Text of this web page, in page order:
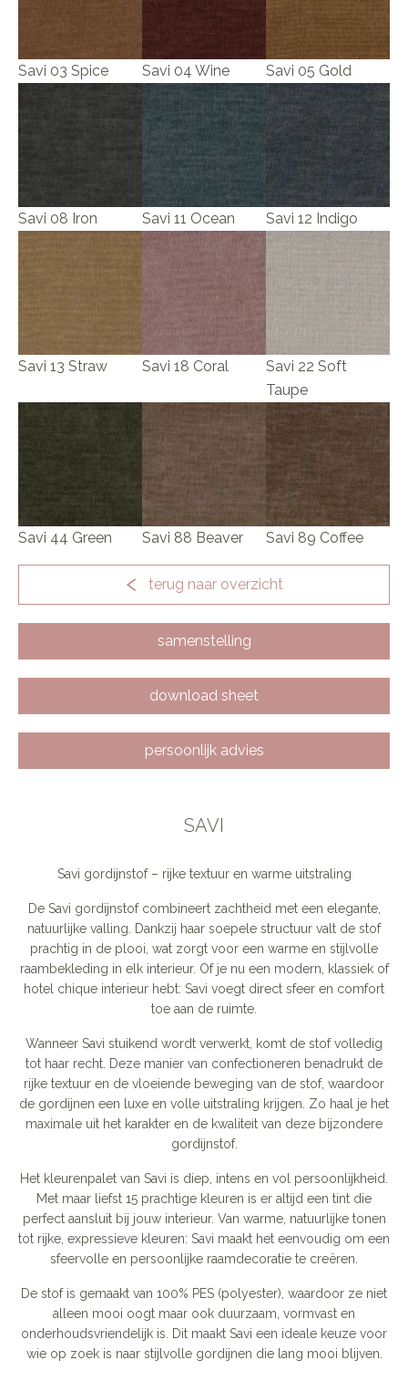
Savi 03 Spice Savi 04 Wine Savi 05 Gold
Savi 08 Iron Savi 11 Ocean Savi 12 Indigo
Savi 13 Straw Savi 18 Coral
Savi 22 Soft
Taupe
Savi 44 Green Savi 88 Beaver Savi 89 Coffee
terug naar overzicht
samenstelling
download sheet
persoonlijk advies
SAVI
Savi gordijnstof – rijke textuur en warme uitstraling
De Savi gordijnstof combineert zachtheid met een elegante,
natuurlijke valling. Dankzij haar soepele structuur valt de stof
prachtig in de plooi, wat zorgt voor een warme en stijlvolle
raambekleding in elk interieur. Of je nu een modern, klassiek of
hotel chique interieur hebt: Savi voegt direct sfeer en comfort
toe aan de ruimte.
Wanneer Savi stuikend wordt verwerkt, komt de stof volledig
tot haar recht. Deze manier van confectioneren benadrukt de
rijke textuur en de vloeiende beweging van de stof, waardoor
de gordijnen een luxe en volle uitstraling krijgen. Zo haal je het
maximale uit het karakter en de kwaliteit van deze bijzondere
gordijnstof.
Het kleurenpalet van Savi is diep, intens en vol persoonlijkheid.
Met maar liefst 15 prachtige kleuren is er altijd een tint die
perfect aansluit bij jouw interieur. Van warme, natuurlijke tonen
tot rijke, expressieve kleuren: Savi maakt het eenvoudig om een
sfeervolle en persoonlijke raamdecoratie te creëren.
De stof is gemaakt van 100% PES (polyester), waardoor ze niet
alleen mooi oogt maar ook duurzaam, vormvast en
onderhoudsvriendelijk is. Dit maakt Savi een ideale keuze voor
wie op zoek is naar stijlvolle gordijnen die lang mooi blijven.